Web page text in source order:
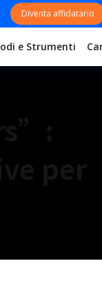
Diventa affidatario
e Strumenti